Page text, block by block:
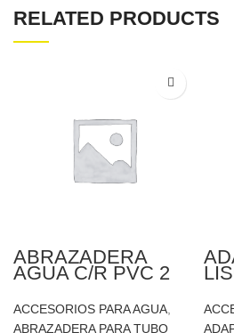
RELATED PRODUCTS
ABRAZADERA
AGUA C/R PVC 2
ACCESORIOS PARA AGUA
ABRAZADERA PARA TUBO